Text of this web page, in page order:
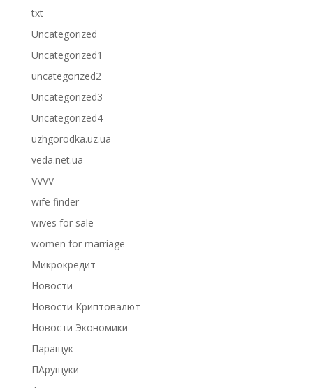
txt
Uncategorized
Uncategorized1
uncategorized2
Uncategorized3
Uncategorized4
uzhgorodka.uz.ua
veda.net.ua
VVVV
wife finder
wives for sale
women for marriage
Микрокредит
Новости
Новости Криптовалют
Новости Экономики
Паращук
ПАрущуки